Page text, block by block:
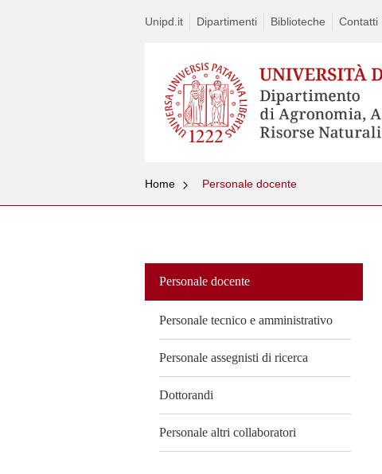
Unipd.it Dipartimenti Biblioteche Contatti
Home Personale docente
Personale docente
Personale tecnico e amministrativo
Personale assegnisti di ricerca
Dottorandi
Personale altri collaboratori